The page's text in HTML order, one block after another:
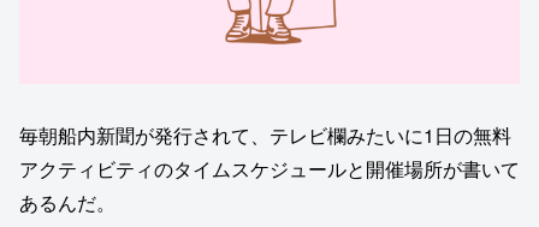
毎朝船内新聞が発行されて、テレビ欄みたいに1日の無料
アクティビティのタイムスケジュールと開催場所が書いて
あるんだ。